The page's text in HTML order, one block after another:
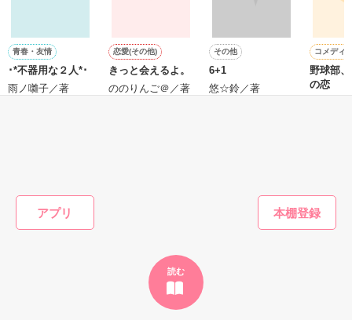
アプリ
読む
※表紙も作中使用の画像も全てフリー素材です。
※執筆期間2026.6.3〜7.20完結です。
青春・友情
･*不器用な２人*･
雨ノ囃子／著
恋愛(その他)
きっと会えるよ。
ののりんご＠／著
その他
6+1
悠☆鈴／著
コメディ
野球部
の恋